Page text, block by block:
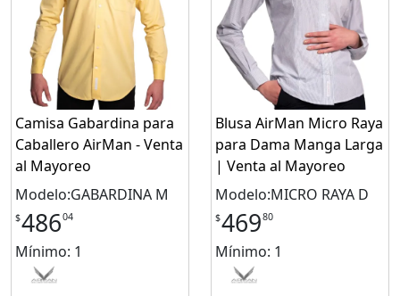
Camisa Gabardina para
Caballero AirMan - Venta
al Mayoreo
Modelo:GABARDINA M
$48604
Mínimo: 1
Blusa AirMan Micro Raya
para Dama Manga Larga
| Venta al Mayoreo
Modelo:MICRO RAYA D
$46980
Mínimo: 1